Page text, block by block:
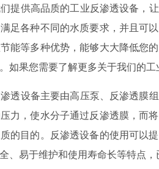
提供高品质的工业反渗透设备，
足各种不同的水质要求，并且可
能等多种优势，能够大大降低您
如果您需要了解更多关于我们的工
透设备主要由高压泵、反渗透膜
力，使水分子通过反渗透膜，而
的目的。反渗透设备的使用可以
、易于维护和使用寿命长等特点，